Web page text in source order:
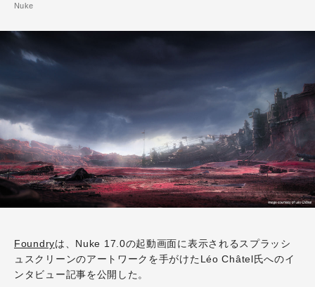
Nuke
Foundryは、Nuke 17.0の起動画面に表示されるスプラッシ
ュスクリーンのアートワークを手がけたLéo Châtel氏へのイ
ンタビュー記事を公開した。